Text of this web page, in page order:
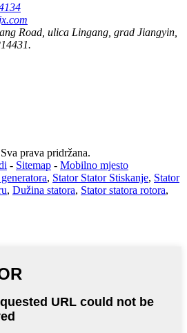
Road, ulica Lingang, grad Jiangyin,
prava pridržana.
- Sitemap - Mobilno mjesto
, Stator Stator Stiskanje, Stator
, Dužina statora, Stator statora rotora,